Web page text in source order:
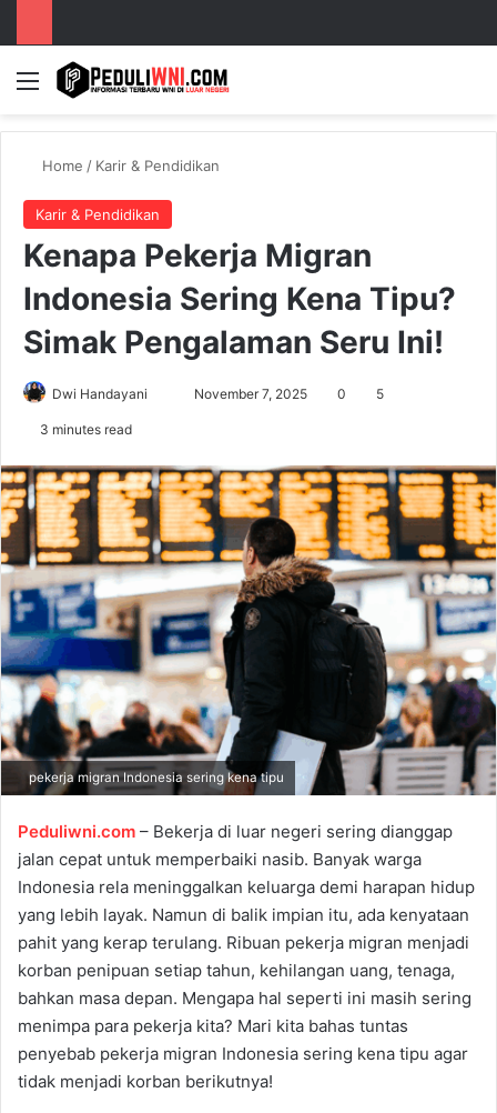
Menu
Home / Karir & Pendidikan
Karir & Pendidikan
Kenapa Pekerja Migran
Indonesia Sering Kena Tipu?
Simak Pengalaman Seru Ini!
Dwi Handayani
d
a
n
e
m
a
i
l
November 7, 2025 0 5
3 minutes read
pekerja migran Indonesia sering kena tipu
Peduliwni.com – Bekerja di luar negeri sering dianggap
jalan cepat untuk memperbaiki nasib. Banyak warga
Indonesia rela meninggalkan keluarga demi harapan hidup
yang lebih layak. Namun di balik impian itu, ada kenyataan
pahit yang kerap terulang. Ribuan pekerja migran menjadi
korban penipuan setiap tahun, kehilangan uang, tenaga,
bahkan masa depan. Mengapa hal seperti ini masih sering
menimpa para pekerja kita? Mari kita bahas tuntas
penyebab pekerja migran Indonesia sering kena tipu agar
tidak menjadi korban berikutnya!